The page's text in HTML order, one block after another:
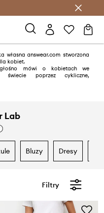
Club >
własna answear.com stworzona
kobiet.
mówi o kobietach we
świecie poprzez cykliczne,
Lab
bluzy dresy
Filtry